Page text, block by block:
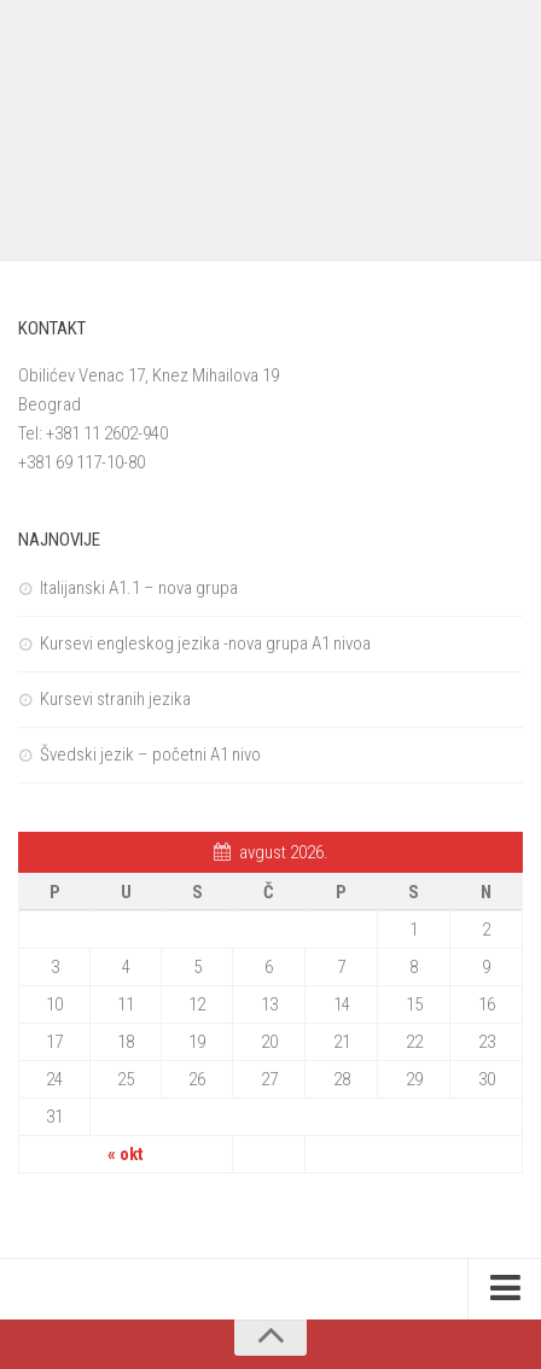
KONTAKT
Obilićev Venac 17, Knez Mihailova 19
Beograd
Tel: +381 11 2602-940
+381 69 117-10-80
NAJNOVIJE
Italijanski A1.1 – nova grupa
Kursevi engleskog jezika -nova grupa A1 nivoa
Kursevi stranih jezika
Švedski jezik – početni A1 nivo
avgust 2026.
P
U S Č P S N
« okt
1
2
3
4 5 6 7 8
9
10
11 12 13 14 15
16
17
18 19 20 21 22
23
24
25 26 27 28 29
30
31